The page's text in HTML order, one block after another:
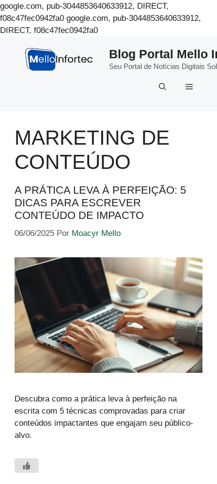
google.com, pub-3044853640633912, DIRECT,
f08c47fec0942fa0 google.com, pub-3044853640633912,
DIRECT, f08c47fec0942fa0Pular
conteúdo
Blog Portal Mello
Seu Portal de Notícias Digitais
Menu
MARKETING DE
CONTEÚDO
A PRÁTICA LEVA À PERFEIÇÃO: 5
DICAS PARA ESCREVER
CONTEÚDO DE IMPACTO
06/06/2025 Por Moacyr Mello
Descubra como a prática leva à perfeição na
escrita com 5 técnicas comprovadas para criar
conteúdos impactantes que engajam seu público-
alvo.